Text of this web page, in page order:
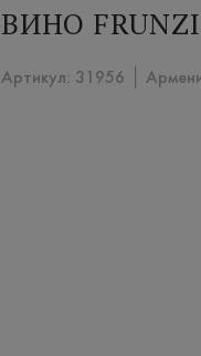
ВИНО
Артикул: 31956 │